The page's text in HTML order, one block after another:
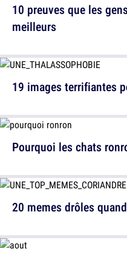
10 preuves que les
meilleurs
Pourquoi les chats
19 images terrifiantes
20 memes drôles